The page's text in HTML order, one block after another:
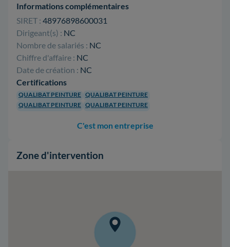
Informations complémentaires
SIRET : 48976898600031
Dirigeant(s) : NC
Nombre de salariés : NC
Chiffre d'affaire : NC
Date de création : NC
Certifications
QUALIBAT PEINTURE QUALIBAT PEINTURE
QUALIBAT PEINTURE QUALIBAT PEINTURE
C'est mon entreprise
Zone d'intervention